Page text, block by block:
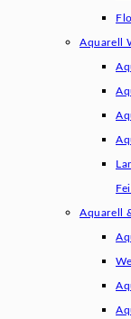
Aquarell
Aquarell